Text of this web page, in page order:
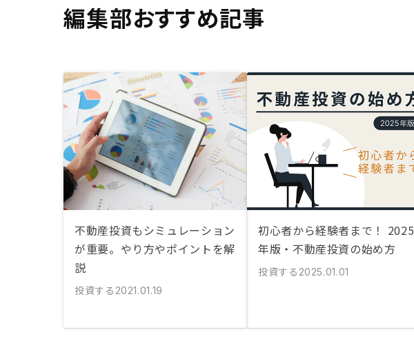
編集部おすすめ記事
不動産投資もシミュレーション
が重要。やり方やポイントを解
説
投資する 2021.01.19
初心者から経験者まで！ 2025
年版・不動産投資の始め方
投資する 2025.01.01